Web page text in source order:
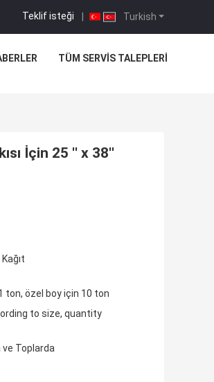
Turkish
Teklif isteği |
TÜM SERVIS TALEPLERI
İçin 25 '' x 38''
ton, özel boy için 10 ton
to size, quantity
ve Toplarda